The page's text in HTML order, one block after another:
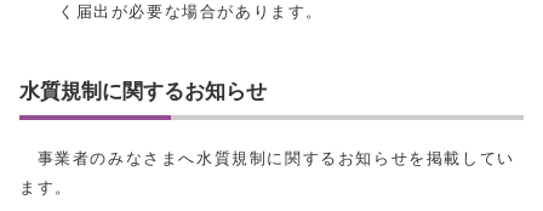
く届出が必要な場合があります。
水質規制に関するお知らせ
事業者のみなさまへ水質規制に関するお知らせを掲載してい
ます。